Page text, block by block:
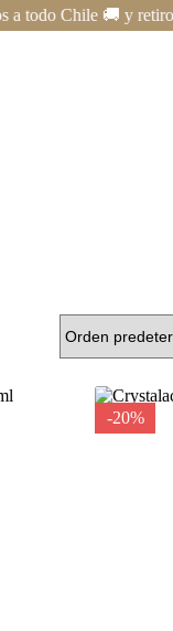
todo Chile 🚚 y retiros
-20%